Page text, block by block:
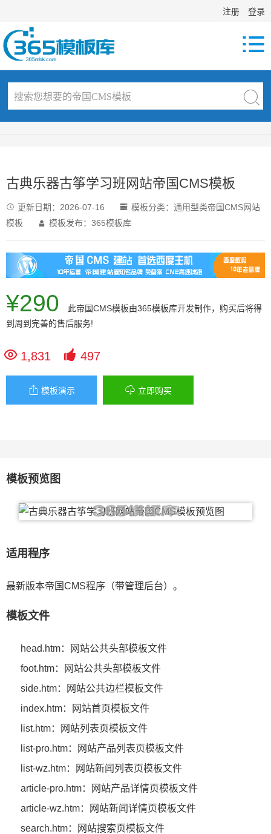
注册 登录

古典乐器古筝学习班网站帝国CMS模板
 更新日期： 2026-07-16  模板分类： 通用型类帝国CMS网站
模板
 模板发布：365模板库
¥290 此帝国CMS模板由365模板库开发制作，购买后将得
到周到完善的售后服务!
 1,831  497
 模板演示  立即购买
模板预览图
适用程序
最新版本帝国CMS程序（带管理后台）。
模板文件
head.htm：网站公共头部模板文件
foot.htm：网站公共头部模板文件
side.htm：网站公共边栏模板文件
index.htm：网站首页模板文件
list.htm：网站列表页模板文件
list-pro.htm：网站产品列表页模板文件
list-wz.htm：网站新闻列表页模板文件
article-pro.htm：网站产品详情页模板文件
article-wz.htm：网站新闻详情页模板文件
search.htm：网站搜索页模板文件